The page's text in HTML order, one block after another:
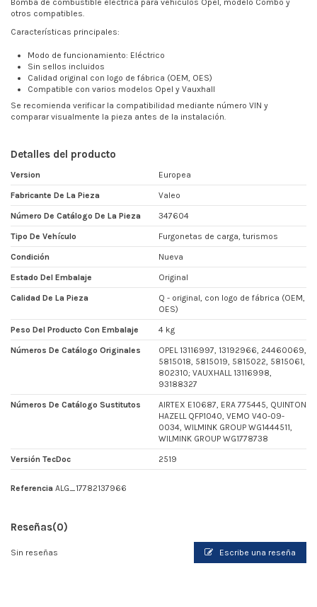
Bomba de combustible eléctrica para vehículos Opel, modelo Combo y
otros compatibles.
Características principales:
Modo de funcionamiento: Eléctrico
Sin sellos incluidos
Calidad original con logo de fábrica (OEM, OES)
Compatible con varios modelos Opel y Vauxhall
Se recomienda verificar la compatibilidad mediante número VIN y
comparar visualmente la pieza antes de la instalación.
Detalles del producto
Version Europea
Fabricante De La Pieza Valeo
Número De Catálogo De La Pieza 347604
Tipo De Vehículo Furgonetas de carga, turismos
Condición Nueva
Estado Del Embalaje Original
Calidad De La Pieza
Q - original, con logo de fábrica (OEM,
OES)
Peso Del Producto Con Embalaje 4 kg
Números De Catálogo Originales
OPEL 13116997, 13192966, 24460069,
5815018, 5815019, 5815022, 5815061,
802310; VAUXHALL 13116998,
93188327
Números De Catálogo Sustitutos
AIRTEX E10687, ERA 775445, QUINTON
HAZELL QFP1040, VEMO V40-09-
0034, WILMINK GROUP WG1444511,
WILMINK GROUP WG1778738
Versión TecDoc 2519
Referencia ALG_17782137966
Reseñas(0)
Sin reseñas Escribe una reseña